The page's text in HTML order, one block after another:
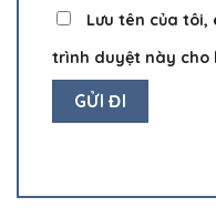
Lưu tên của
trình duyệt này cho